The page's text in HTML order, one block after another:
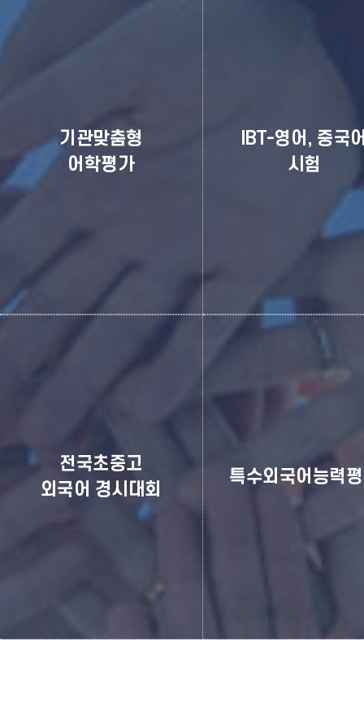
기관맞춤형
어학평가
대상으로 하는 맞춤형 외국어 능력
평가를 상시 시행
시험신청
IBT-영어, 중국
시험
대학생의 실용외국어 수준을
수준의 어학능력평가 도
전국초중고
외국어 경시대회
특수외국어능력